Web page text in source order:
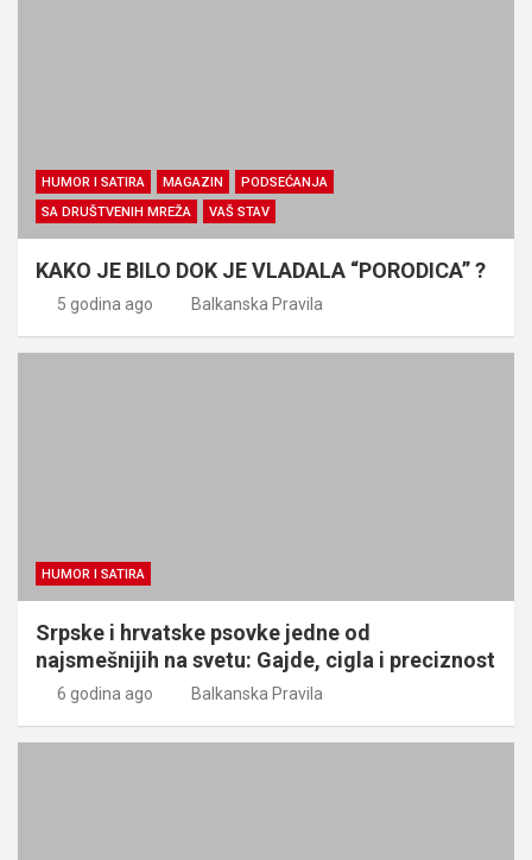
HUMOR I SATIRA MAGAZIN
PODSEĆANJA
SA DRUŠTVENIH MREŽA
VAŠ STAV
KAKO JE BILO DOK JE VLADALA “PORODICA” ?
5 godina ago Balkanska Pravila
HUMOR I SATIRA
Srpske i hrvatske psovke jedne od
najsmešnijih na svetu: Gajde, cigla i preciznost
6 godina ago Balkanska Pravila